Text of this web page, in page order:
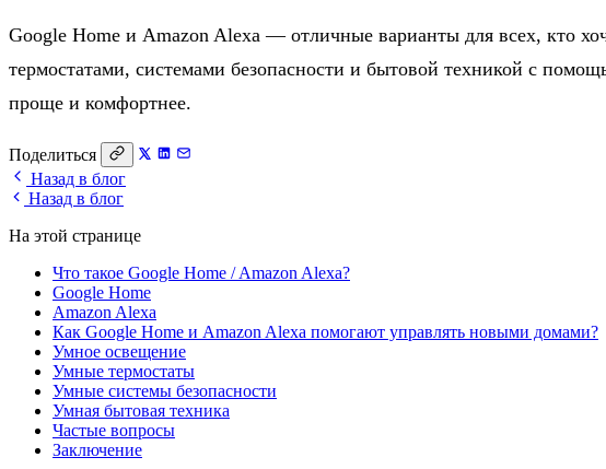
Google Home и Amazon Alexa — отличные варианты для всех, кто
термостатами, системами безопасности и бытовой техникой с
проще и комфортнее.
Поделиться
Назад в блог
Назад в блог
На этой странице
Что такое Google Home / Amazon Alexa?
Google Home
Amazon Alexa
Как Google Home и Amazon Alexa помогают управлять новыми домами?
Умное освещение
Умные термостаты
Умные системы безопасности
Умная бытовая техника
Частые вопросы
Заключение